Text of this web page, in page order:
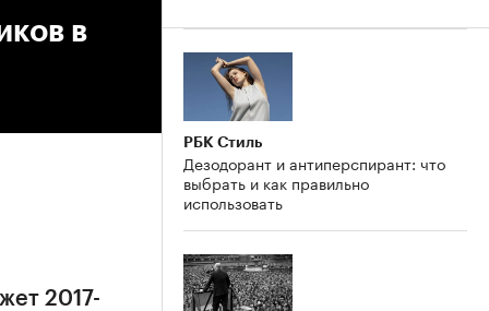
в
2017-
РБК Стиль
Дезодорант и антиперспирант: что
выбрать и как правильно
использовать